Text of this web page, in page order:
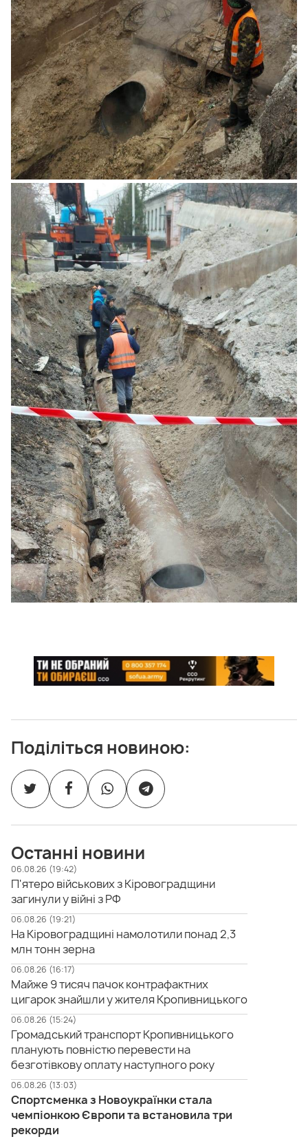
Поділіться новиною:
Останні новини
06.08.26 (19:42)
П'ятеро військових з Кіровоградщини
загинули у війні з РФ
06.08.26 (19:21)
На Кіровоградщині намолотили понад 2,3
млн тонн зерна
06.08.26 (16:17)
Майже 9 тисяч пачок контрафактних
цигарок знайшли у жителя Кропивницького
06.08.26 (15:24)
Громадський транспорт Кропивницького
планують повністю перевести на
безготівкову оплату наступного року
06.08.26 (13:03)
Спортсменка з Новоукраїнки стала
чемпіонкою Європи та встановила три
рекорди